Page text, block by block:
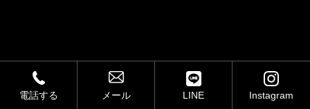
電話する メール LINE Instagram